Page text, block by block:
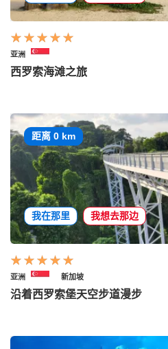
亚洲
西罗索海滩之旅
距离 0 km
我在那里 我想去那边
亚洲 新加坡
沿着西罗索堡天空步道漫步